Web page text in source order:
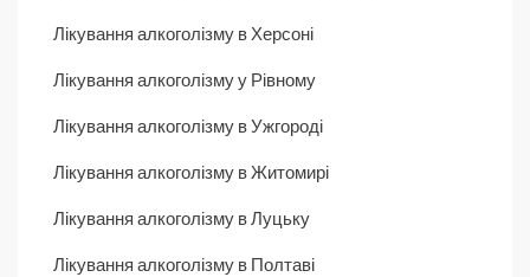
Лікування алкоголізму в Херсоні
Лікування алкоголізму у Рівному
Лікування алкоголізму в Ужгороді
Лікування алкоголізму в Житомирі
Лікування алкоголізму в Луцьку
Лікування алкоголізму в Полтаві